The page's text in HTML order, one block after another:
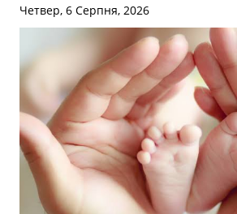
Четвер, 6 Серпня, 2026